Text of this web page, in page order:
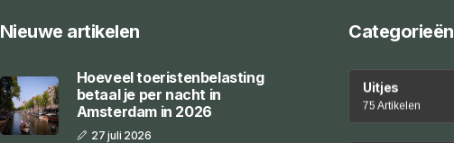
Nieuwe artikelen
Hoeveel toeristenbelasting
betaal je per nacht in
Amsterdam in 2026
27 juli 2026
Categorieën
Uitjes
75 Artikelen